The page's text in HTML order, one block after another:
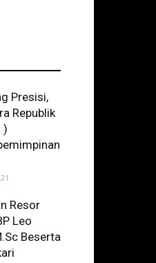
Presisi,
Republik
)
Resor
Leo
Beserta